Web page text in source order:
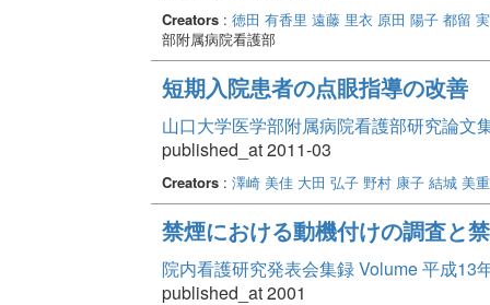
Creators: 徳田 有香里 遠藤 里衣 原田 陽子 都留
部附属病院看護部
短期入院患者の点眼指導の改善
山口大学医学部附属病院看護部研究論文
published_at 2011-03
Creators: 澤崎 美佳 大田 弘子 野村 康子 結城 美重
禁煙における動機付けの調査と
院内看護研究発表会集録 Volume 平成13
published_at 2001